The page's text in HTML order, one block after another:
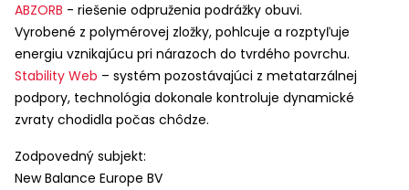
ABZORB - riešenie odpruženia podrážky obuvi.
Vyrobené z polymérovej zložky, pohlcuje a rozptyľuje
energiu vznikajúcu pri nárazoch do tvrdého povrchu.
Stability Web – systém pozostávajúci z metatarzálnej
podpory, technológia dokonale kontroluje dynamické
zvraty chodidla počas chôdze.
Zodpovedný subjekt:
New Balance Europe BV